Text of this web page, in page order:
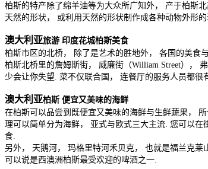
柏斯的特产除了绵羊油等为大众所广知外， 产于柏斯
天然的形状， 或利用天然的形状制作成各种动物外形
澳大利亚旅游 印度花城柏斯美食
柏斯市区的北桥， 除了是艺术的胜地外， 各国的美食
柏斯北桥里的詹姆斯街， 威廉街（William Street），
少会让你失望. 菜不仅联合国， 连餐厅的服务人员都
澳大利亚柏斯 便宜又美味的海鲜
在柏斯可以品尝到既便宜又美味的海鲜与生鲜蔬果，
理可以简单分为海鲜， 亚式与欧式三大主流. 您可以
食.
另外， 天鹅河， 玛格里特河禾贝克， 也就是福兰克莱
可以说是西澳洲柏斯最受欢迎的啤酒之一.